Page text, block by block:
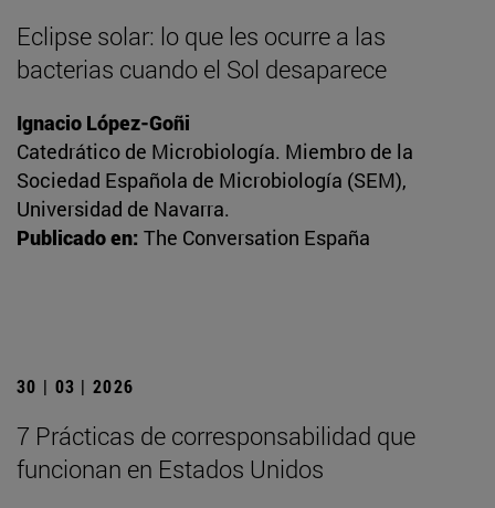
Eclipse solar: lo que les ocurre a las
bacterias cuando el Sol desaparece
Ignacio López-Goñi
Catedrático de Microbiología. Miembro de la
Sociedad Española de Microbiología (SEM),
Universidad de Navarra.
Publicado en: The Conversation España
30 | 03 | 2026
7 Prácticas de corresponsabilidad que
funcionan en Estados Unidos